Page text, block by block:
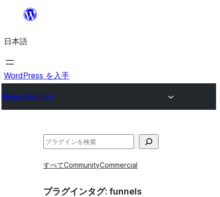
を
ス
キ
プ
日本語
WordPress を入手
Plugin Directory
検
すべてCommunityCommercial
プラグインタグ: funnels